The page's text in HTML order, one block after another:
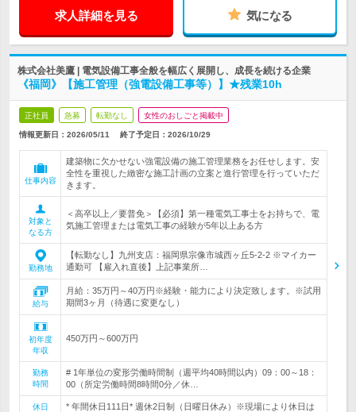
求人詳細を見る 気になる
株式会社美鷹 | 電気設備工事全般を幅広く展開し、成長を続ける企業
《福岡》【施工管理（強電設備工事等）】★残業10h
正社員 急募 転勤なし 女性のおしごと掲載中
情報更新日：2026/05/11 終了予定日： 2026/10/29
仕事内容
建築物に欠かせない強電設備の施工管理業務をお任せします。安
全性を重視した緻密な施工計画の立案と進行管理を行っていただ
きます。
対象と
なる方
＜高卒以上／要普免＞【必須】第一種電気工事士をお持ちで、電
気施工管理または電気工事の経験が5年以上ある方
勤務地
【転勤なし】九州支店：福岡県宗像市城西ヶ丘5-2-2 ※マイカー
通勤可 【雇入れ直後】上記事業所…
給与
月給：35万円～40万円※経験・能力により決定致します。※試用
期間3ヶ月（待遇に変更なし）
初年度
年収
450万円～600万円
勤務
時間
# 1年単位の変形労働時間制（週平均40時間以内）09：00～18：
00（所定労働時間8時間0分／休…
休日
* 年間休日111日* 週休2日制（日曜日休み）※現場により休日は